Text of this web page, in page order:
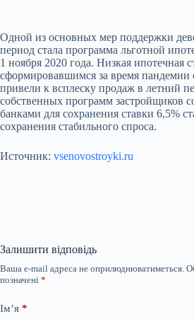
Одной из основных мер поддержки
период стала программа льготной
1 ноября 2020 года. Низкая ипотечная
сформировавшимся за время
привели к всплеску продаж в летний
собственных программ застройщиков
банками для сохранения ставки 6,5%
сохранения стабильного спроса. ​
Источник: vsenovostroyki.ru
Залишити відповідь
Ваша e-mail адреса не оприлюднюватиметься.
позначені *
Ім’я *